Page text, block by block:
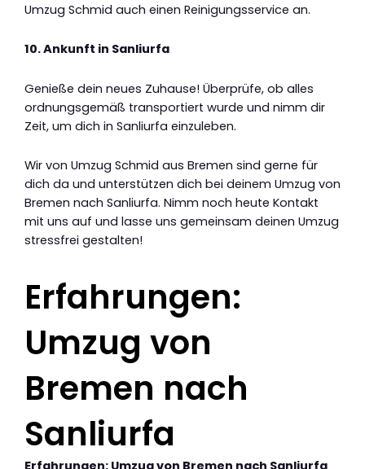
Umzug Schmid auch einen Reinigungsservice an.
10. Ankunft in Sanliurfa
Genieße dein neues Zuhause! Überprüfe, ob alles
ordnungsgemäß transportiert wurde und nimm dir
Zeit, um dich in Sanliurfa einzuleben.
Wir von Umzug Schmid aus Bremen sind gerne für
dich da und unterstützen dich bei deinem Umzug von
Bremen nach Sanliurfa. Nimm noch heute Kontakt
mit uns auf und lasse uns gemeinsam deinen Umzug
stressfrei gestalten!
Erfahrungen:
Umzug von
Bremen nach
Sanliurfa